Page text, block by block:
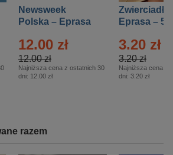
Newsweek
Polska – Eprasa
12.00 zł
12.00 zł
Najniższa cena z ostatnich 30
dni: 12.00 zł
Zwierciadło
Eprasa – 5/
3.20 zł
3.20 zł
Najniższa cena z
dni: 3.20 zł
razem